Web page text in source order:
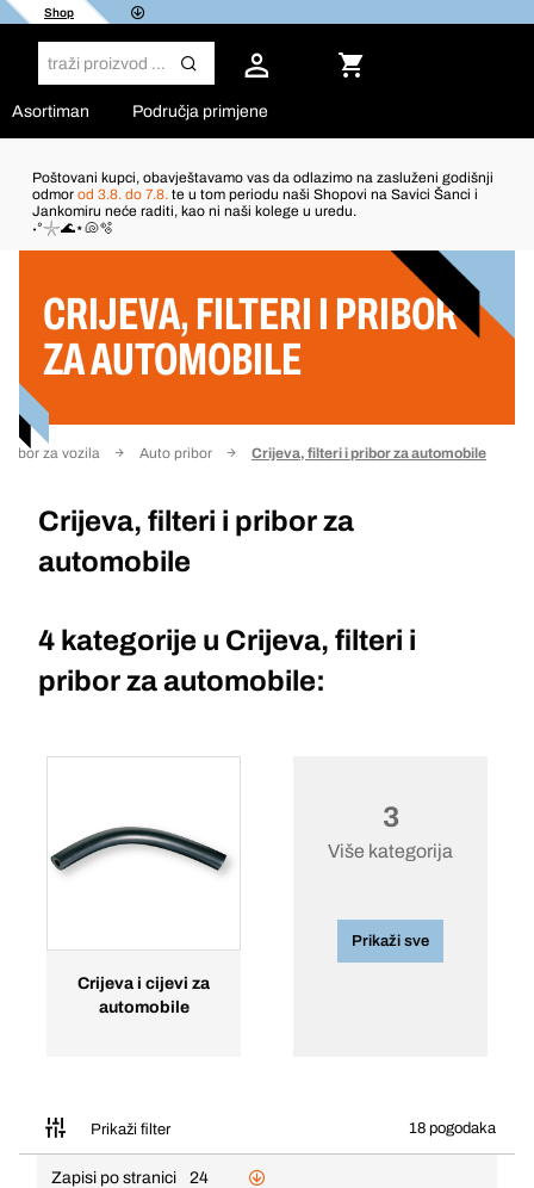
Shop
Asortiman Područja primjene
Poštovani kupci, obavještavamo vas da odlazimo na zasluženi godišnji
odmor od 3.8. do 7.8. te u tom periodu naši Shopovi na Savici Šanci i
Jankomiru neće raditi, kao ni naši kolege u uredu.
˖°𓇼🌊⋆🐚🫧
CRIJEVA, FILTERI I PRIBOR
ZA AUTOMOBILE
za vozila Auto pribor Crijeva, filteri i pribor za automobile
Crijeva, filteri i pribor za
automobile
4 kategorije u Crijeva, filteri i
pribor za automobile:
Crijeva i cijevi za
automobile
3
Više kategorija
Prikaži sve
Prikaži filter 18 pogodaka
Filter
Zapisi po stranici
24